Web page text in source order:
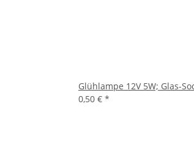
Glühlampe 12V 5W; Glas-
0,50 € *